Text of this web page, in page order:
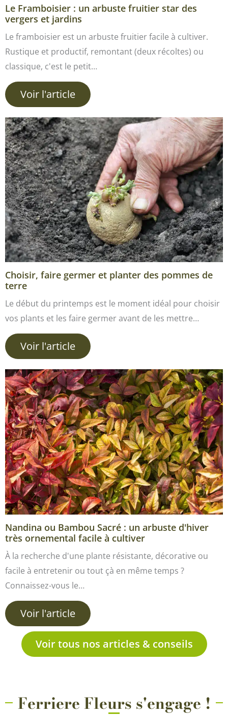
Le Framboisier : un arbuste fruitier star des
vergers et jardins
Le framboisier est un arbuste fruitier facile à cultiver.
Rustique et productif, remontant (deux récoltes) ou
classique, c'est le petit…
Voir l'article
Choisir, faire germer et planter des pommes de
terre
Le début du printemps est le moment idéal pour choisir
vos plants et les faire germer avant de les mettre…
Voir l'article
Nandina ou Bambou Sacré : un arbuste d'hiver
très ornemental facile à cultiver
À la recherche d'une plante résistante, décorative ou
facile à entretenir ou tout çà en même temps ?
Connaissez-vous le…
Voir l'article
Voir tous nos articles & conseils
Ferriere Fleurs s'engage !